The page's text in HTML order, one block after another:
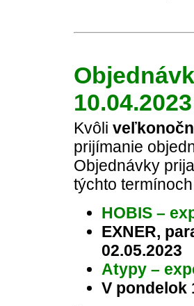
10.04.2023
Kvôli
prijímanie
Objednávky
týchto
HOBIS –
EXNER,
02.05.2023
Atypy –
V pondelok